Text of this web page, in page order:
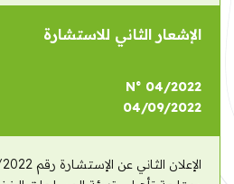
الإشعار الثاني للاستشارة
N° 04/2022
04/09/2022